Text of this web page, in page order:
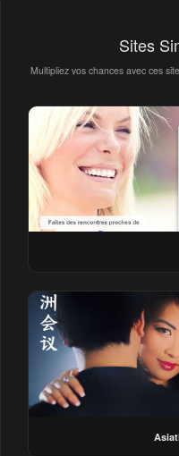
Sites
Multipliez vos chances avec ces